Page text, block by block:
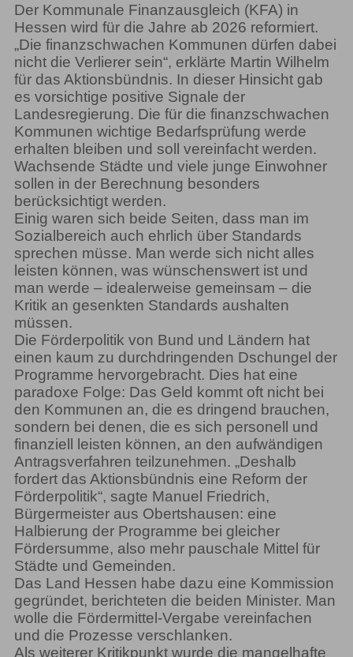
Der Kommunale Finanzausgleich (KFA) in
Hessen wird für die Jahre ab 2026 reformiert.
„Die finanzschwachen Kommunen dürfen dabei
nicht die Verlierer sein“, erklärte Martin Wilhelm
für das Aktionsbündnis. In dieser Hinsicht gab
es vorsichtige positive Signale der
Landesregierung. Die für die finanzschwachen
Kommunen wichtige Bedarfsprüfung werde
erhalten bleiben und soll vereinfacht werden.
Wachsende Städte und viele junge Einwohner
sollen in der Berechnung besonders
berücksichtigt werden.
Einig waren sich beide Seiten, dass man im
Sozialbereich auch ehrlich über Standards
sprechen müsse. Man werde sich nicht alles
leisten können, was wünschenswert ist und
man werde – idealerweise gemeinsam – die
Kritik an gesenkten Standards aushalten
müssen.
Die Förderpolitik von Bund und Ländern hat
einen kaum zu durchdringenden Dschungel der
Programme hervorgebracht. Dies hat eine
paradoxe Folge: Das Geld kommt oft nicht bei
den Kommunen an, die es dringend brauchen,
sondern bei denen, die es sich personell und
finanziell leisten können, an den aufwändigen
Antragsverfahren teilzunehmen. „Deshalb
fordert das Aktionsbündnis eine Reform der
Förderpolitik“, sagte Manuel Friedrich,
Bürgermeister aus Obertshausen: eine
Halbierung der Programme bei gleicher
Fördersumme, also mehr pauschale Mittel für
Städte und Gemeinden.
Das Land Hessen habe dazu eine Kommission
gegründet, berichteten die beiden Minister. Man
wolle die Fördermittel-Vergabe vereinfachen
und die Prozesse verschlanken.
Als weiterer Kritikpunkt wurde die mangelhafte